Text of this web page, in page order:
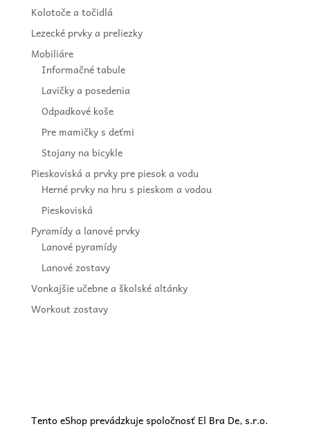
Kolotoče a točidlá
Lezecké prvky a preliezky
Mobiliáre
Informačné tabule
Lavičky a posedenia
Odpadkové koše
Pre mamičky s deťmi
Stojany na bicykle
Pieskoviská a prvky pre piesok a vodu
Herné prvky na hru s pieskom a vodou
Pieskoviská
Pyramídy a lanové prvky
Lanové pyramídy
Lanové zostavy
Vonkajšie učebne a školské altánky
Workout zostavy
Tento eShop prevádzkuje spoločnosť El Bra De, s.r.o.